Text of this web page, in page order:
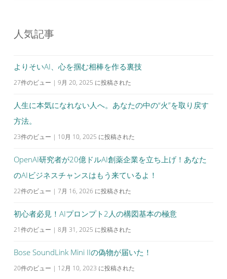
ゲ
ー
ョ
ン
人気記事
よりそいAI、心を掴む相棒を作る裏技
27件のビュー | 9月 20, 2025 に投稿された
人生に本気になれない人へ。あなたの中の“火”を取り戻す
方法。
23件のビュー | 10月 10, 2025 に投稿された
OpenAI研究者が20億ドルAI創薬企業を立ち上げ！あなた
のAIビジネスチャンスはもう来ているよ！
22件のビュー | 7月 16, 2026 に投稿された
初心者必見！AIプロンプト2人の構図基本の極意
21件のビュー | 8月 31, 2025 に投稿された
Bose SoundLink Mini IIの偽物が届いた！
20件のビュー | 12月 10, 2023 に投稿された